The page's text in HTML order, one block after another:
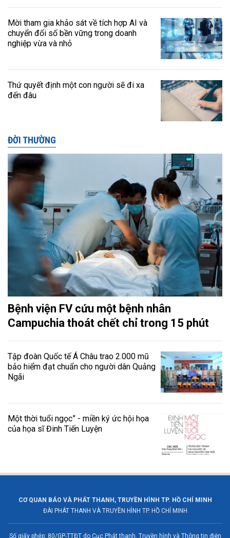
Mời tham gia khảo sát về tích hợp AI và
chuyển đổi số bền vững trong doanh
nghiệp vừa và nhỏ
Thứ quyết định một con người sẽ đi xa
đến đâu
ĐỜI THƯỜNG
Bệnh viện FV cứu một bệnh nhân
Campuchia thoát chết chỉ trong 15 phút
Tập đoàn Quốc tế Á Châu trao 2.000 mũ
bảo hiểm đạt chuẩn cho người dân Quảng
Ngãi
Một thời tuổi ngọc” - miền ký ức hội họa
của họa sĩ Đinh Tiến Luyện
CƠ QUAN BÁO VÀ PHÁT THANH, TRUYỀN HÌNH TP. HỒ CHÍ MINH
ĐÀI PHÁT THANH VÀ TRUYỀN HÌNH TP. HỒ CHÍ MINH
Số giấy phép: 80/GP-TTĐT do Cục Phát thanh, Truyền hình và Thông tin điện